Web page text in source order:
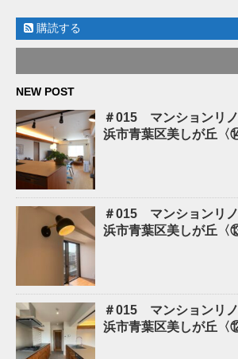
購読する
NEW POST
＃015 マンションリ
浜市青葉区美しが丘〈
＃015 マンションリ
浜市青葉区美しが丘〈
＃015 マンションリ
浜市青葉区美しが丘〈